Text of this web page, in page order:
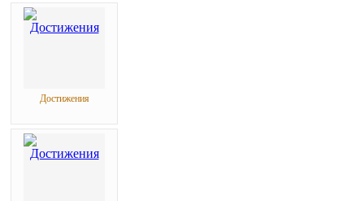
Достижения